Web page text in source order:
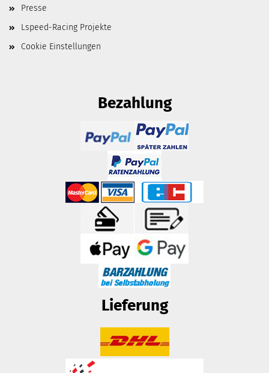
Presse
Lspeed-Racing Projekte
Cookie Einstellungen
Bezahlung
Lieferung